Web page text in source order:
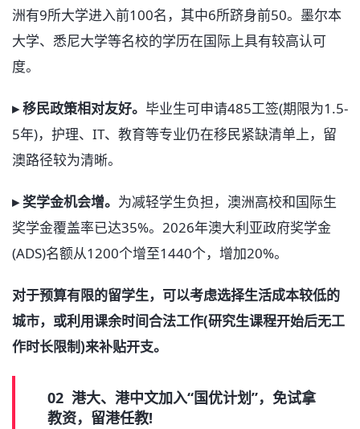
洲有9所大学进入前100名，其中6所跻身前50。墨尔本
大学、悉尼大学等名校的学历在国际上具有较高认可
度。
▸ 移民政策相对友好。 毕业生可申请485工签(期限为1.5-
5年)，护理、IT、教育等专业仍在移民紧缺清单上，留
澳路径较为清晰。
▸ 奖学金机会增。 为减轻学生负担，澳洲高校和国际生
奖学金覆盖率已达35%。2026年澳大利亚政府奖学金
(ADS)名额从1200个增至1440个，增加20%。
对于预算有限的留学生，可以考虑选择生活成本较低的
城市，或利用课余时间合法工作(研究生课程开始后无工
作时长限制)来补贴开支。
02 港大、港中文加入“国优计划”，免试拿
教资，留港任教!